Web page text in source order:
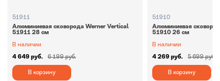
51911
Алюминиевая сковорода Werner Vertiсal
51911 28 см
В наличии
4 649 руб. 6 199 руб.
В корзину
51910
Алюминиевая
51910 26 см
В наличии
4 269 руб. 5 699 руб.
В корзину